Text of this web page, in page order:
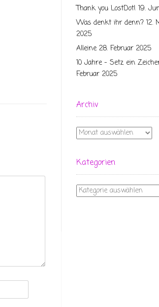
Thank you LostDot! 19.
Was denkt ihr denn? 12.
2025
Alleine 28. Februar 2025
10 Jahre – Setz ein
Februar 2025
Archiv
Archiv
Kategorien
Kategorien